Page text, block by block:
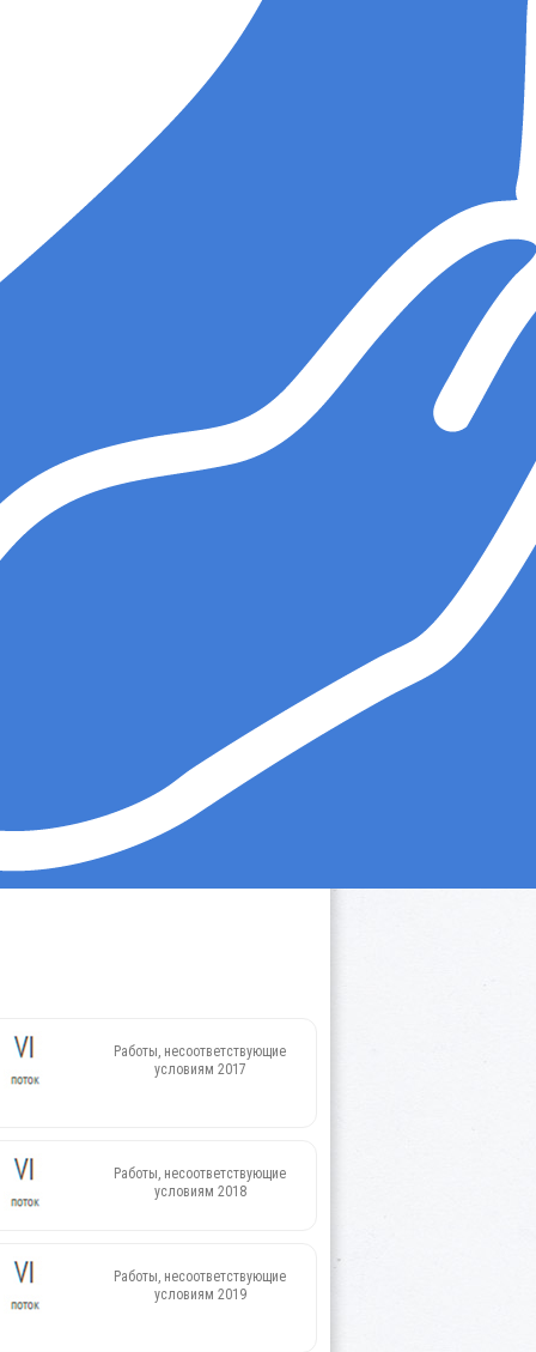
Работы, несоответствующие
условиям 2017
Работы, несоответствующие
условиям 2018
Работы, несоответствующие
условиям 2019